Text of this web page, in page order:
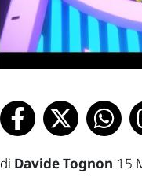
di Davide Tognon 15